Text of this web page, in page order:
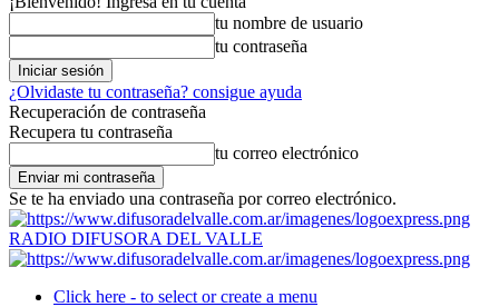
tu nombre de usuario
tu contraseña
¿Olvidaste tu contraseña? consigue ayuda
Recuperación de contraseña
Recupera tu contraseña
tu correo electrónico
Se te ha enviado una contraseña por correo electrónico.
RADIO DIFUSORA DEL VALLE
Click here - to select or create a menu